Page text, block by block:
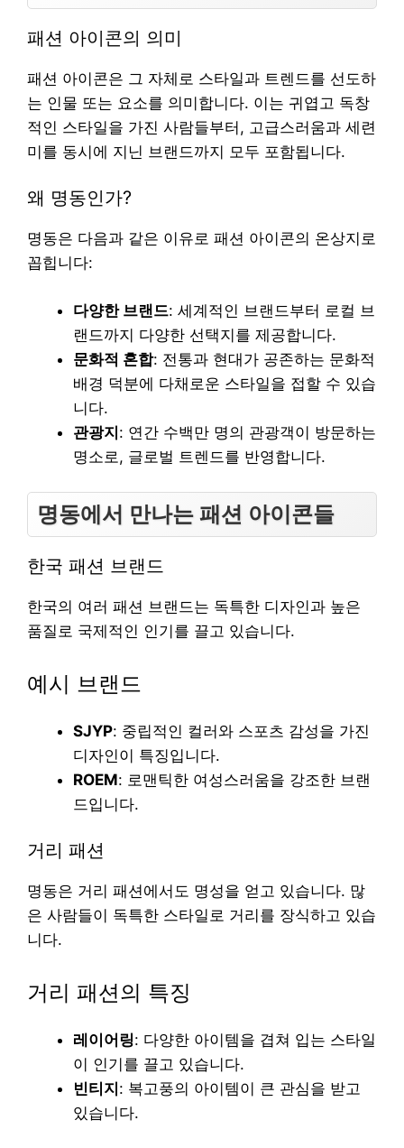
패션 아이콘의 의미
패션 아이콘은 그 자체로 스타일과 트렌드를 선도하
는 인물 또는 요소를 의미합니다. 이는 귀엽고 독창
적인 스타일을 가진 사람들부터, 고급스러움과 세련
미를 동시에 지닌 브랜드까지 모두 포함됩니다.
왜 명동인가?
명동은 다음과 같은 이유로 패션 아이콘의 온상지로
꼽힙니다:
다양한 브랜드: 세계적인 브랜드부터 로컬 브
랜드까지 다양한 선택지를 제공합니다.
문화적 혼합: 전통과 현대가 공존하는 문화적
배경 덕분에 다채로운 스타일을 접할 수 있습
니다.
관광지: 연간 수백만 명의 관광객이 방문하는
명소로, 글로벌 트렌드를 반영합니다.
명동에서 만나는 패션 아이콘들
한국 패션 브랜드
한국의 여러 패션 브랜드는 독특한 디자인과 높은
품질로 국제적인 인기를 끌고 있습니다.
예시 브랜드
SJYP: 중립적인 컬러와 스포츠 감성을 가진
디자인이 특징입니다.
ROEM: 로맨틱한 여성스러움을 강조한 브랜
드입니다.
거리 패션
명동은 거리 패션에서도 명성을 얻고 있습니다. 많
은 사람들이 독특한 스타일로 거리를 장식하고 있습
니다.
거리 패션의 특징
레이어링: 다양한 아이템을 겹쳐 입는 스타일
이 인기를 끌고 있습니다.
빈티지: 복고풍의 아이템이 큰 관심을 받고
있습니다.